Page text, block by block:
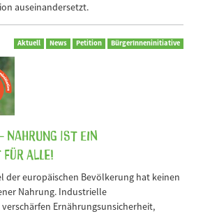
auseinandersetzt.
Aktuell News Petition BürgerInneninitiative
Nahrung ist ein
für alle!
der europäischen Bevölkerung hat keinen
Nahrung. Industrielle
Ernährungsunsicherheit,